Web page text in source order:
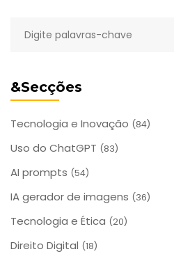
&Secções
Tecnologia e Inovação (84)
Uso do ChatGPT (83)
AI prompts (54)
IA gerador de imagens (36)
Tecnologia e Ética (20)
Direito Digital (18)